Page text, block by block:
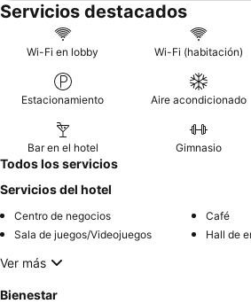
Servicios destacados
Wi-Fi en lobby Wi-Fi (habitación)
Estacionamiento Aire acondicionado
Bar en el hotel Gimnasio
Todos los servicios
Servicios del hotel
Centro de negocios
Café
Sala de juegos/Videojuegos
Hall de
Ver más
Bienestar